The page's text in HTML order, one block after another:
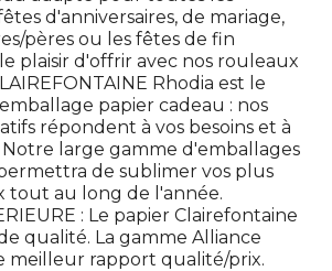
d'anniversaires, de mariage,
pères ou les fêtes de fin
plaisir d'offrir avec nos rouleaux
Rhodia est le
papier cadeau : nos
répondent à vos besoins et à
Notre large gamme d'emballages
de sublimer vos plus
tout au long de l'année.
: Le papier Clairefontaine
qualité. La gamme Alliance
meilleur rapport qualité/prix.